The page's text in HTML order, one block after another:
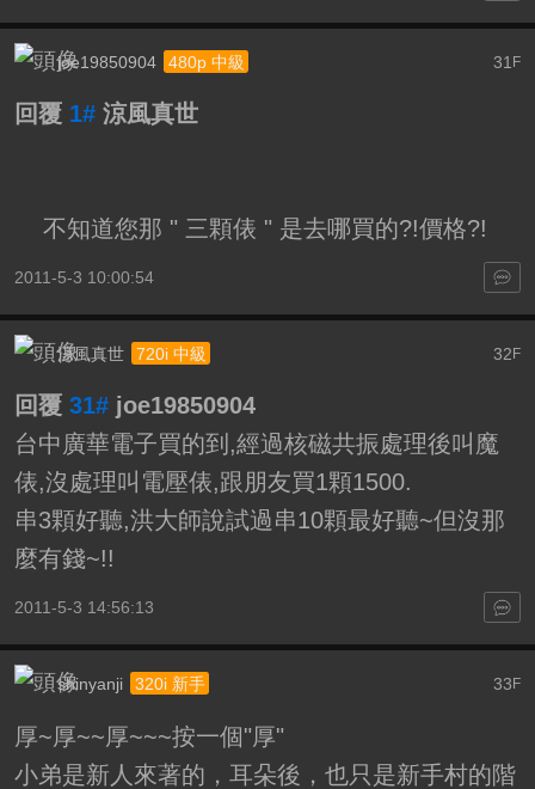
31 F
joe19850904 480p 中級
回覆 1# 涼風真世
不知道您那 " 三顆俵 " 是去哪買的?!價格?!
2011-5-3 10:00:54
32F
涼風真世 720i 中級
回覆 31# joe19850904
台中廣華電子買的到,經過核磁共振處理後叫魔
俵,沒處理叫電壓俵,跟朋友買1顆1500.
串3顆好聽,洪大師說試過串10顆最好聽~但沒那
麼有錢~!!
2011-5-3 14:56:13
33F
shinyanji 320i 新手
厚~厚~~厚~~~按一個"厚"
小弟是新人來著的，耳朵後，也只是新手村的階